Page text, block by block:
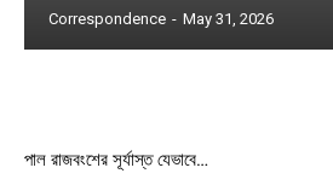
Free limited access
Correspondence - May 31, 2026
পাল রাজবংশের সূর্যাস্ত যেভাবে…